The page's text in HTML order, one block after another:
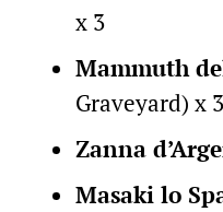
x 3
Mammuth
Graveyard) x 3
Zanna
Masaki lo